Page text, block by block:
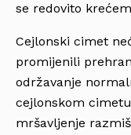
se redovito
Cejlonski cimet
promijenili
održavanje
cejlonskom
mršavljenje